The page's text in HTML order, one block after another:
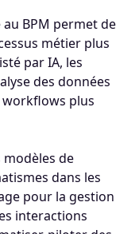
BPM permet de
métier plus
par IA, les
des données
plus
modèles de
dans les
pour la gestion
interactions